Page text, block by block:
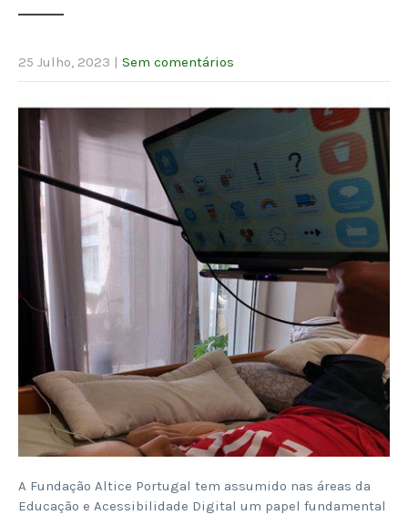
25 Julho, 2023 | Sem comentários
A Fundação Altice Portugal tem assumido nas áreas da
Educação e Acessibilidade Digital um papel fundamental